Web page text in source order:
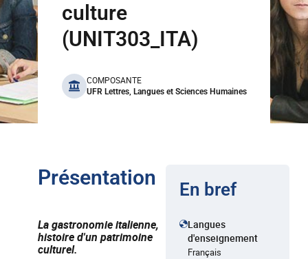
culture
(UNIT303_ITA)
benefits
COMPOSANTE
UFR Lettres, Langues et Sciences Humaines
Présentation
La gastronomie italienne,
histoire d'un patrimoine
culturel.
En bref
Langues
d'enseignement
Français